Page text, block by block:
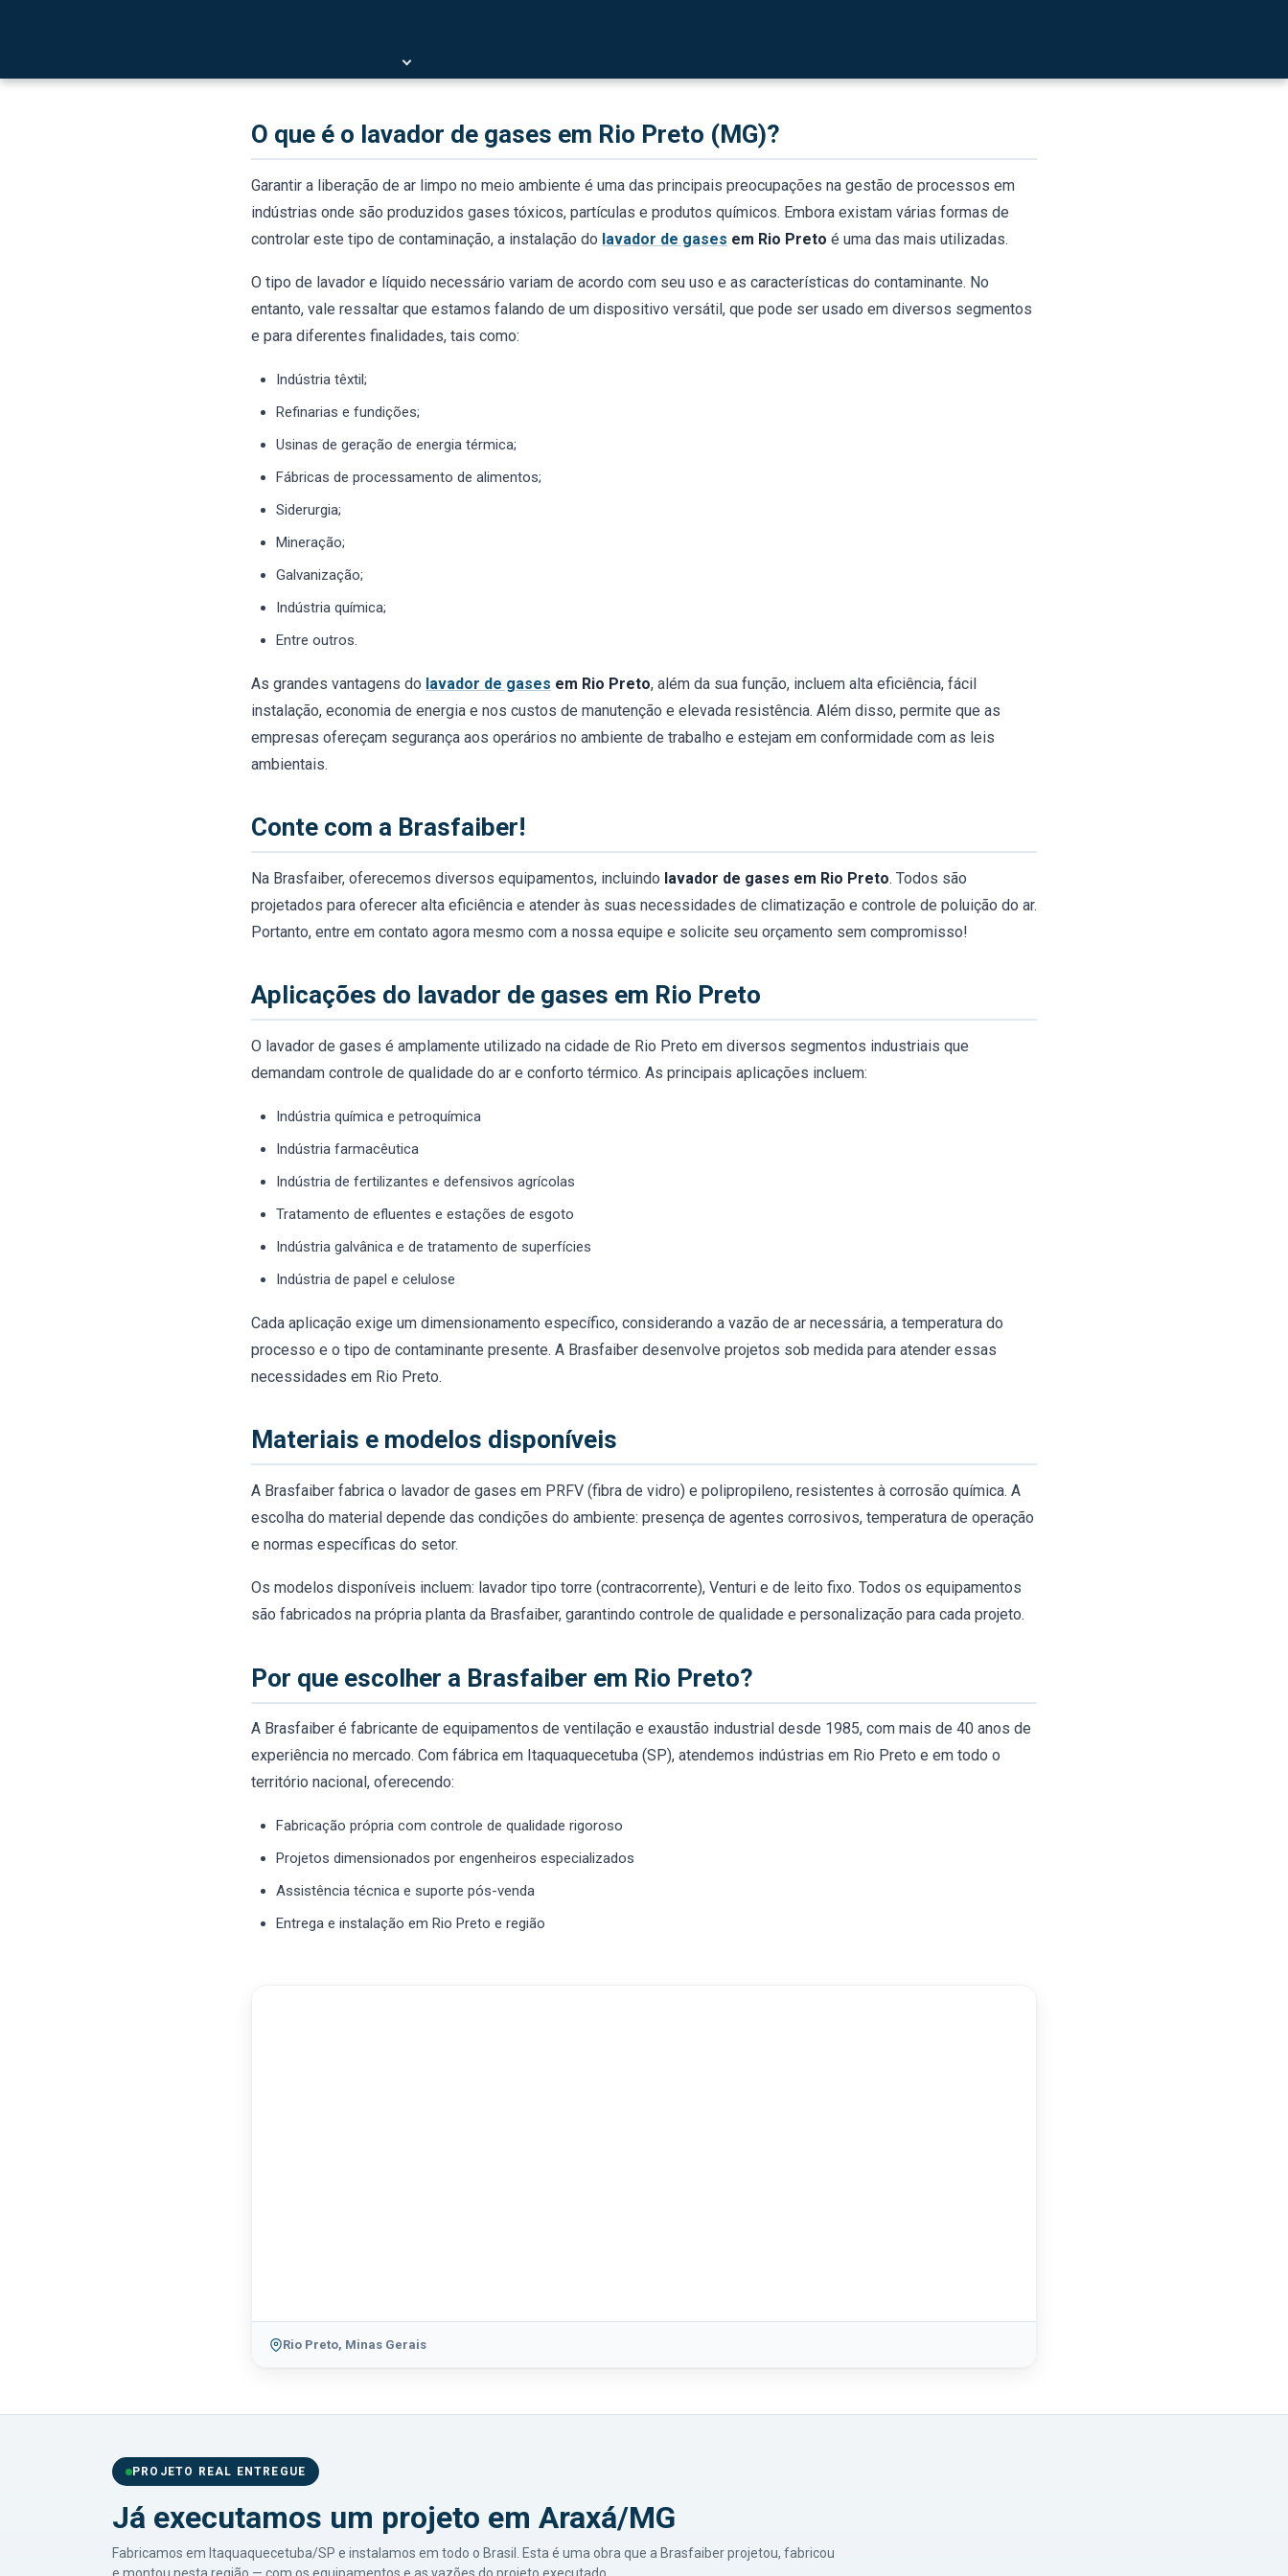
O que é o lavador de gases em Rio Preto (MG)?
Garantir a liberação de ar limpo no meio ambiente é uma das principais preocupações na gestão de processos em
indústrias onde são produzidos gases tóxicos, partículas e produtos químicos. Embora existam várias formas de
controlar este tipo de contaminação, a instalação do lavador de gases em Rio Preto é uma das mais utilizadas.
O tipo de lavador e líquido necessário variam de acordo com seu uso e as características do contaminante. No
entanto, vale ressaltar que estamos falando de um dispositivo versátil, que pode ser usado em diversos segmentos
e para diferentes finalidades, tais como:
Indústria têxtil;
Refinarias e fundições;
Usinas de geração de energia térmica;
Fábricas de processamento de alimentos;
Siderurgia;
Mineração;
Galvanização;
Indústria química;
Entre outros.
As grandes vantagens do lavador de gases em Rio Preto, além da sua função, incluem alta eficiência, fácil
instalação, economia de energia e nos custos de manutenção e elevada resistência. Além disso, permite que as
empresas ofereçam segurança aos operários no ambiente de trabalho e estejam em conformidade com as leis
ambientais.
Conte com a Brasfaiber!
Na Brasfaiber, oferecemos diversos equipamentos, incluindo lavador‌ ‌de‌ ‌gases‌ ‌em‌ Rio Preto. Todos são
projetados para oferecer alta eficiência e atender às suas necessidades de climatização e controle de poluição do ar.
Portanto,‌ ‌entre‌ ‌em‌ ‌contato‌ agora mesmo ‌com a nossa equipe e‌ ‌solicite‌ ‌seu‌ ‌orçamento sem compromisso!‌
Aplicações do lavador de gases em Rio Preto
O lavador de gases é amplamente utilizado na cidade de Rio Preto em diversos segmentos industriais que
demandam controle de qualidade do ar e conforto térmico. As principais aplicações incluem:
Indústria química e petroquímica
Indústria farmacêutica
Indústria de fertilizantes e defensivos agrícolas
Tratamento de efluentes e estações de esgoto
Indústria galvânica e de tratamento de superfícies
Indústria de papel e celulose
Cada aplicação exige um dimensionamento específico, considerando a vazão de ar necessária, a temperatura do
processo e o tipo de contaminante presente. A Brasfaiber desenvolve projetos sob medida para atender essas
necessidades em Rio Preto.
Materiais e modelos disponíveis
A Brasfaiber fabrica o lavador de gases em PRFV (fibra de vidro) e polipropileno, resistentes à corrosão química. A
escolha do material depende das condições do ambiente: presença de agentes corrosivos, temperatura de operação
e normas específicas do setor.
Os modelos disponíveis incluem: lavador tipo torre (contracorrente), Venturi e de leito fixo. Todos os equipamentos
são fabricados na própria planta da Brasfaiber, garantindo controle de qualidade e personalização para cada projeto.
Por que escolher a Brasfaiber em Rio Preto?
A Brasfaiber é fabricante de equipamentos de ventilação e exaustão industrial desde 1985, com mais de 40 anos de
experiência no mercado. Com fábrica em Itaquaquecetuba (SP), atendemos indústrias em Rio Preto e em todo o
território nacional, oferecendo:
Fabricação própria com controle de qualidade rigoroso
Projetos dimensionados por engenheiros especializados
Assistência técnica e suporte pós-venda
Entrega e instalação em Rio Preto e região
Rio Preto, Minas Gerais
PROJETO REAL ENTREGUE
Já executamos um projeto em Araxá/MG
Fabricamos em Itaquaquecetuba/SP e instalamos em todo o Brasil. Esta é uma obra que a Brasfaiber projetou, fabricou